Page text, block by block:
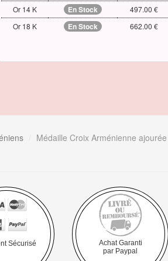
Or 14 K
En Stock
497.00 €
Or 18 K
En Stock 662.00 €
Médaille Croix Arménienne ajourée
Sécurisé
Achat Garanti
par Paypal